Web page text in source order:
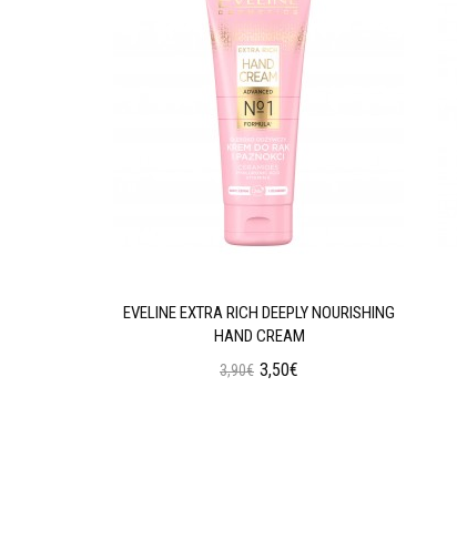
EVELINE EXTRA RICH DEEPLY NOURISHING
HAND CREAM
3,90€ 3,50€